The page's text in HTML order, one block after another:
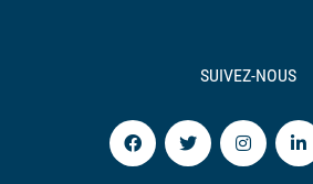
SUIVEZ-NOUS